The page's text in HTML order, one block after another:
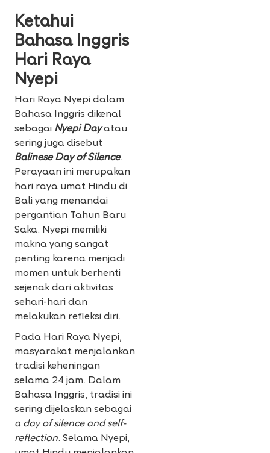
Ketahui
Bahasa Inggris
Hari Raya
Nyepi
Hari Raya Nyepi dalam
Bahasa Inggris dikenal
sebagai Nyepi Dayatau
sering juga disebut
Balinese Day of Silence.
Perayaan ini merupakan
hari raya umat Hindu di
Bali yang menandai
pergantian Tahun Baru
Saka. Nyepi memiliki
makna yang sangat
penting karena menjadi
momen untuk berhenti
sejenak dari aktivitas
sehari-hari dan
melakukan refleksi diri.
Pada Hari Raya Nyepi,
masyarakat menjalankan
tradisi keheningan
selama 24 jam. Dalam
Bahasa Inggris, tradisi ini
sering dijelaskan sebagai
a day of silence and self-
reflection. Selama Nyepi,